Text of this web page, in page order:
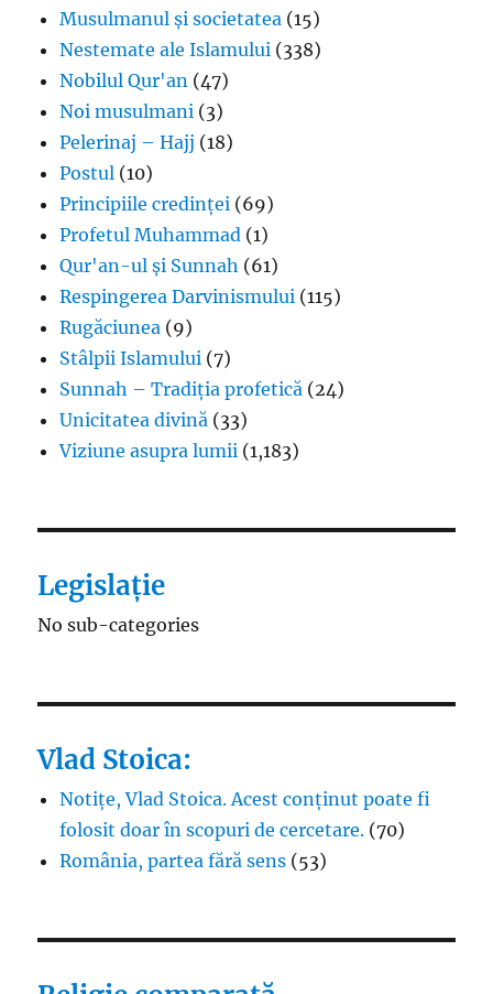
Musulmanul și societatea (15)
Nestemate ale Islamului (338)
Nobilul Qur'an (47)
Noi musulmani (3)
Pelerinaj – Hajj (18)
Postul (10)
Principiile credinței (69)
Profetul Muhammad (1)
Qur'an-ul și Sunnah (61)
Respingerea Darvinismului (115)
Rugăciunea (9)
Stâlpii Islamului (7)
Sunnah – Tradiția profetică (24)
Unicitatea divină (33)
Viziune asupra lumii (1,183)
Legislație
No sub-categories
Vlad Stoica:
Notițe, Vlad Stoica. Acest conținut poate fi
folosit doar în scopuri de cercetare. (70)
România, partea fără sens (53)